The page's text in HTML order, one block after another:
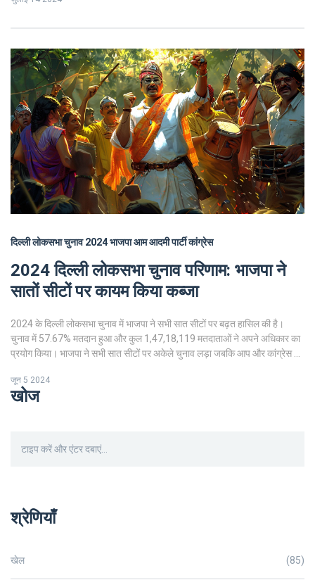
दिल्ली लोकसभा चुनाव 2024भाजपाआम आदमी पार्टीकांग्रेस
2024 दिल्ली लोकसभा चुनाव परिणाम: भाजपा ने
सातों सीटों पर कायम किया कब्जा
2024 के दिल्ली लोकसभा चुनाव में भाजपा ने सभी सात सीटों पर बढ़त हासिल की है।
चुनाव में 57.67% मतदान हुआ और कुल 1,47,18,119 मतदाताओं ने अपने अधिकार का
प्रयोग किया। भाजपा ने सभी सात सीटों पर अकेले चुनाव लड़ा जबकि आप और कांग्रेस ने
जून 5 2024
खोज
श्रेणियाँ
खेल (85)